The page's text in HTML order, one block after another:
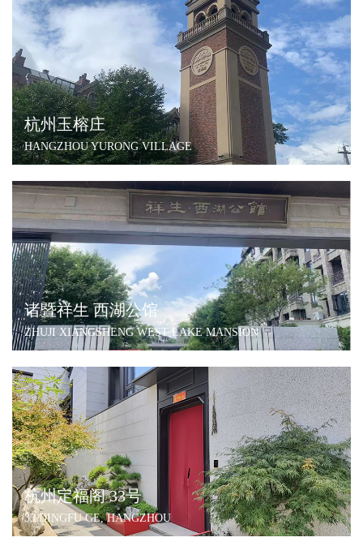
杭州玉榕庄
HANGZHOU YURONG VILLAGE
诸暨祥生 西湖公馆
ZHUJI XIANGSHENG WEST LAKE MANSION
杭州定福阁 33号
33 DINGFU GE, HANGZHOU